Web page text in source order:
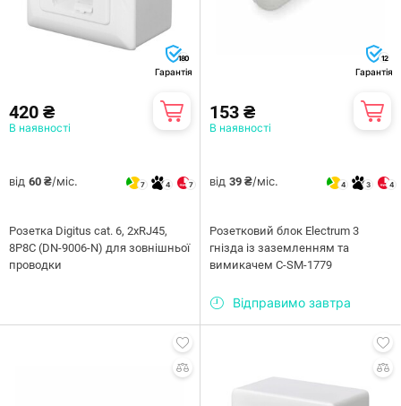
180
Гарантія
420 ₴
В наявності
від 60 ₴/міс. 7 4 7
Розетка Digitus cat. 6, 2xRJ45,
8P8C (DN-9006-N) для зовнішньої
проводки
12
Гарантія
153 ₴
В наявності
від 39 ₴/міс. 4 3 4
Розетковий блок Electrum 3
гнізда із заземленням та
вимикачем C-SM-1779
Відправимо завтра